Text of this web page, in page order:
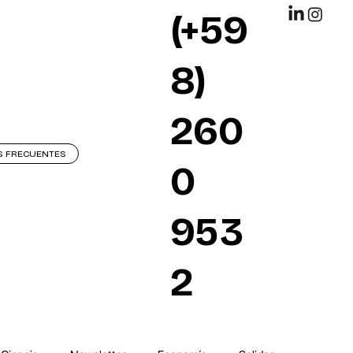
FRECUENTES
(+59
8)
260
0
953
2